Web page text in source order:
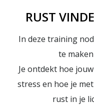
RUST
In deze training
te
Je ontdekt hoe
stress en hoe je
rust in je